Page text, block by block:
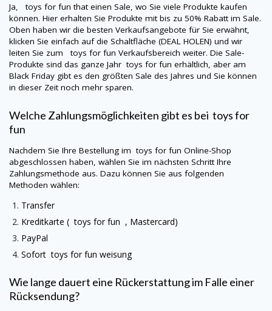
Ja, toys for funthat einen Sale, wo Sie viele Produkte kaufen
können. Hier erhalten Sie Produkte mit bis zu 50% Rabatt im Sale.
Oben haben wir die besten Verkaufsangebote für Sie erwähnt,
klicken Sie einfach auf die Schaltfläche (DEAL HOLEN) und wir
leiten Sie zum
toys for fun Verkaufsbereich weiter. Die Sale-
Produkte sind das ganze Jahr toys for fun erhältlich, aber am
Black Friday gibt es den größten Sale des Jahres und Sie können
in dieser Zeit noch mehr sparen.
Welche Zahlungsmöglichkeiten gibt es bei toys for
fun
Nachdem Sie Ihre Bestellung im toys for fun Online-Shop
abgeschlossen haben, wählen Sie im nächsten Schritt Ihre
Zahlungsmethode aus. Dazu können Sie aus folgenden
Methoden wählen:
Transfer
Kreditkarte ( toys for fun , Mastercard)
PayPal
Sofort toys for fun weisung
Wie lange dauert eine Rückerstattung im Falle einer
Rücksendung?